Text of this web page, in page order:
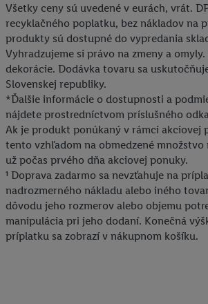
Všetky ceny sú uvedené v eurách, vrát.
recyklačného poplatku, bez nákladov na
produkty sú dostupné do vypredania
Vyhradzujeme si právo na zmeny a omyly.
dekorácie. Dodávka tovaru sa
Slovenskej republiky.
*Ďalšie informácie o dostupnosti a
nájdete prostredníctvom príslušného
Ak je produkt ponúkaný v rámci akciovej
tento vzhľadom na obmedzené množstvo
už počas prvého dňa akciovej ponuky.
¹ Doprava zadarmo sa nevzťahuje na
nadrozmerného nákladu alebo iného
dôvodu jeho rozmerov alebo objemu
manipulácia pri jeho dodaní. Konečná
príplatku sa zobrazí v nákupnom košíku.